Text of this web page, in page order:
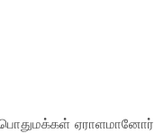
பொதுமக்கள் ஏராளமானோர்